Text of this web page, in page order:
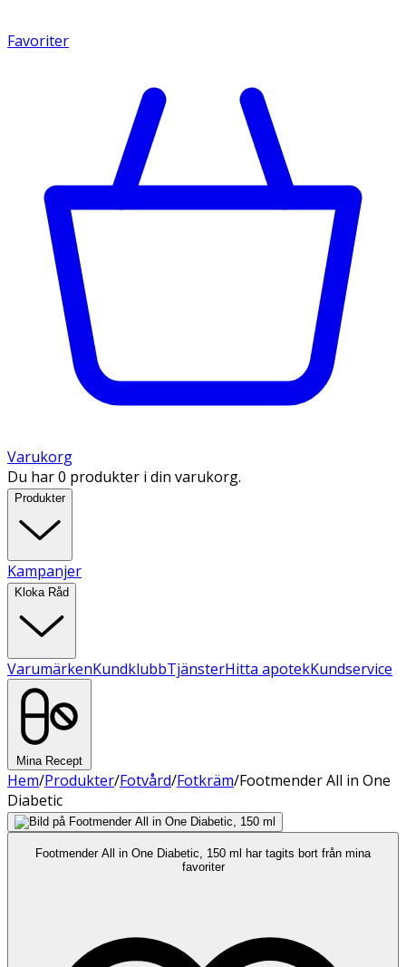
Favoriter
Varukorg
Du har 0 produkter i din varukorg.
Produkter
Kampanjer
Kloka Råd
VarumärkenKundklubbTjänsterHitta apotekKundservice
Mina Recept
Hem/Produkter/Fotvård/Fotkräm/Footmender All in One
Diabetic
Footmender All in One Diabetic, 150 ml har tagits bort från mina
favoriter